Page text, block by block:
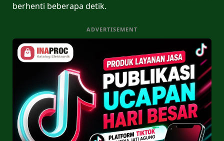
berhenti beberapa detik.
ADVERTISEMENT